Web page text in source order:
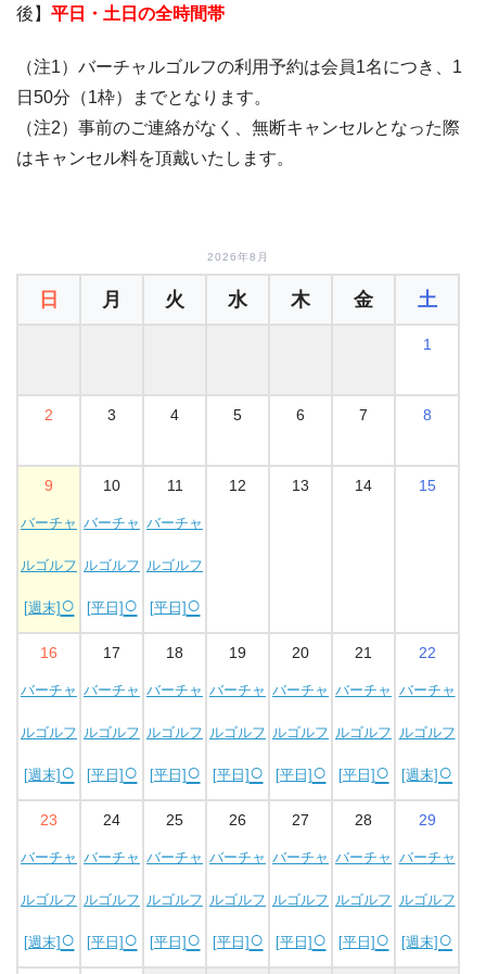
後】 平日・土日の全時間帯
（注1）バーチャルゴルフの利用予約は会員1名につき、1
日50分（1枠）までとなります。
（注2）事前のご連絡がなく、無断キャンセルとなった際
はキャンセル料を頂戴いたします。
2026年8月
日 月 火 水 木 金 土
1
2 3 4 5 6 7 8
9
バーチャ
ルゴルフ
[週末] ○
10
バーチャ
ルゴルフ
[平日] ○
11
バーチャ
ルゴルフ
[平日] ○
12 13 14 15
16
バーチャ
ルゴルフ
[週末] ○
17
バーチャ
ルゴルフ
[平日] ○
18
バーチャ
ルゴルフ
[平日] ○
19
バーチャ
ルゴルフ
[平日] ○
20
バーチャ
ルゴルフ
[平日] ○
21
バーチャ
ルゴルフ
[平日] ○
22
バーチャ
ルゴルフ
[週末] ○
23
バーチャ
ルゴルフ
[週末] ○
24
バーチャ
ルゴルフ
[平日] ○
25
バーチャ
ルゴルフ
[平日] ○
26
バーチャ
ルゴルフ
[平日] ○
27
バーチャ
ルゴルフ
[平日] ○
28
バーチャ
ルゴルフ
[平日] ○
29
バーチャ
ルゴルフ
[週末] ○